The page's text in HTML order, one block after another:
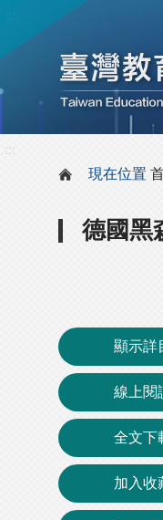
現在位置
德國黑
顯示詳
線上閱
全文下
加入收